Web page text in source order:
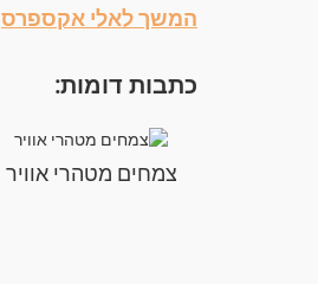
המשך לאלי אקספרס
כתבות דומות:
צמחים מטהרי אוויר